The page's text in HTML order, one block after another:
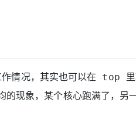
情况，其实也可以在 top
的现象，某个核心跑满了，另